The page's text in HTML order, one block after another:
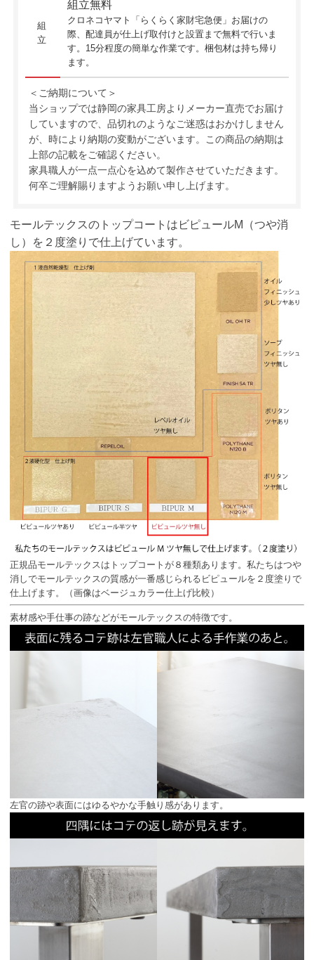
組
立
組立無料
クロネコヤマト「らくらく家財宅急便」お届けの
際、配達員が仕上げ取付けと設置まで無料で行いま
す。15分程度の簡単な作業です。梱包材は持ち帰り
ます。
＜ご納期について＞
当ショップでは静岡の家具工房よりメーカー直売でお届け
していますので、品切れのようなご迷惑はおかけしません
が、時により納期の変動がございます。この商品の納期は
上部の記載をご確認ください。
家具職人が一点一点心を込めて製作させていただきます。
何卒ご理解賜りますようお願い申し上げます。
モールテックスのトップコートはビピュールM（つや消
し）を２度塗りで仕上げています。
正規品モールテックスはトップコートが８種類あります。私たちはつや
消しでモールテックスの質感が一番感じられるビピュールを２度塗りで
仕上げます。（画像はベージュカラー仕上げ比較）
素材感や手仕事の跡などがモールテックスの特徴です。
左官の跡や表面にはゆるやかな手触り感があります。